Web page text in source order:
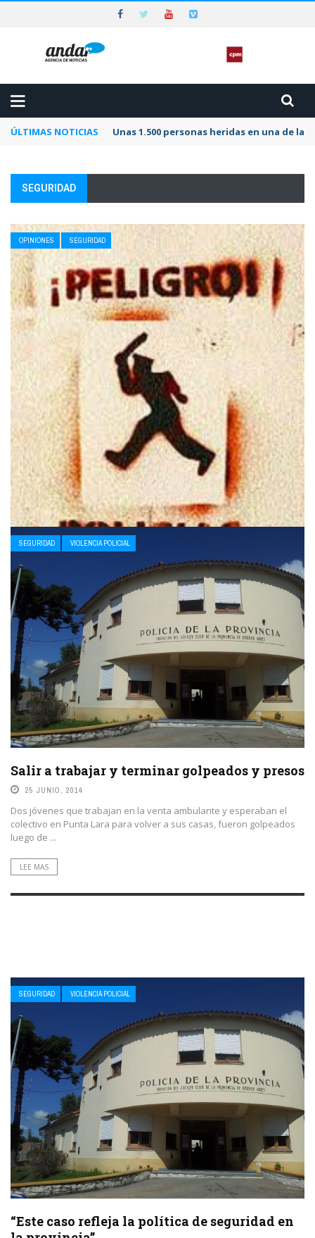
ÚLTIMAS NOTICIAS Unas 1.500 personas heridas en una de
SEGURIDAD
OPINIONES SEGURIDAD
Los riesgos de las policías municipales
26 JUNIO, 2014
ANDAR en los municipios Por Adolfo Pérez Esquivel La Legislatura
Bonaerense quiere aprobar la Ley de Policías Municipales porque,
según argumentan algunos sectores, la ...
SEGURIDAD VIOLENCIA POLICIAL
Salir a trabajar y terminar golpeados y presos
25 JUNIO, 2014
Dos jóvenes que trabajan en la venta ambulante y esperaban el
colectivo en Punta Lara para volver a sus casas, fueron golpeados
luego de ...
LEE MAS
SEGURIDAD VIOLENCIA POLICIAL
“Este caso refleja la política de seguridad en